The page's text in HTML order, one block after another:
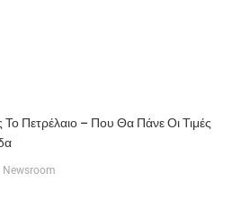
Πετρέλαιο – Που Θα Πάνε Οι Τιμές
Newsroom